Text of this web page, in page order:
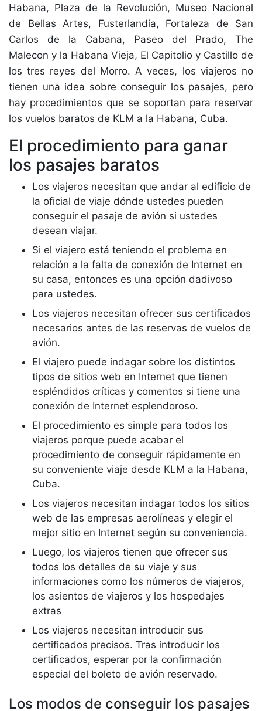
Habana, Plaza de la Revolución, Museo Nacional
de Bellas Artes, Fusterlandia, Fortaleza de San
Carlos de la Cabana, Paseo del Prado, The
Malecon y la Habana Vieja, El Capitolio y Castillo de
los tres reyes del Morro. A veces, los viajeros no
tienen una idea sobre conseguir los pasajes, pero
hay procedimientos que se soportan para reservar
los vuelos baratos de KLM a la Habana, Cuba.
El procedimiento para ganar
los pasajes baratos
Los viajeros necesitan que andar al edificio de
la oficial de viaje dónde ustedes pueden
conseguir el pasaje de avión si ustedes
desean viajar.
Si el viajero está teniendo el problema en
relación a la falta de conexión de Internet en
su casa, entonces es una opción dadivoso
para ustedes.
Los viajeros necesitan ofrecer sus certificados
necesarios antes de las reservas de vuelos de
avión.
El viajero puede indagar sobre los distintos
tipos de sitios web en Internet que tienen
espléndidos críticas y comentos si tiene una
conexión de Internet esplendoroso.
El procedimiento es simple para todos los
viajeros porque puede acabar el
procedimiento de conseguir rápidamente en
su conveniente viaje desde KLM a la Habana,
Cuba.
Los viajeros necesitan indagar todos los sitios
web de las empresas aerolíneas y elegir el
mejor sitio en Internet según su conveniencia.
Luego, los viajeros tienen que ofrecer sus
todos los detalles de su viaje y sus
informaciones como los números de viajeros,
los asientos de viajeros y los hospedajes
extras
Los viajeros necesitan introducir sus
certificados precisos. Tras introducir los
certificados, esperar por la confirmación
especial del boleto de avión reservado.
Los modos de conseguir los pasajes